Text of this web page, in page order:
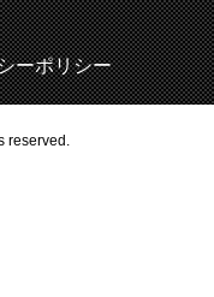
ーポリシー
reserved.